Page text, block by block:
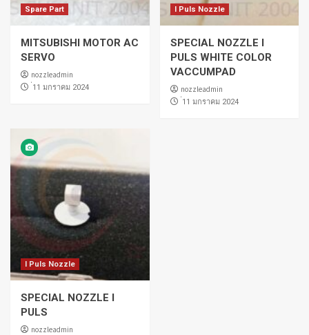
Spare Part
MITSUBISHI MOTOR AC
SERVO
nozzleadmin
่11 มกราคม 2024
I Puls Nozzle
SPECIAL NOZZLE I
PULS WHITE COLOR
VACCUMPAD
nozzleadmin
่11 มกราคม 2024
I Puls Nozzle
SPECIAL NOZZLE I
PULS
nozzleadmin